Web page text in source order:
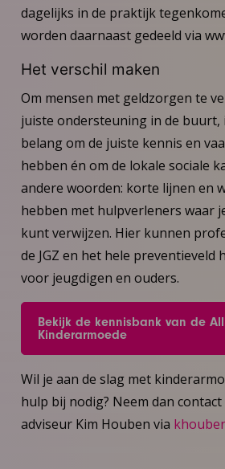
dagelijks in de praktijk
worden daarnaast gedeeld via
Het verschil maken
Om mensen met geldzorgen te
juiste ondersteuning in de buurt,
belang om de juiste kennis en
hebben én om de lokale sociale
andere woorden: korte lijnen en
hebben met hulpverleners waar
kunt verwijzen. Hier kunnen
de JGZ en het hele preventieveld
voor jeugdigen en ouders.
Bekijk de kennisbank van de
Kinderarmoede
Wil je aan de slag met
hulp bij nodig? Neem dan contact
adviseur Kim Houben via